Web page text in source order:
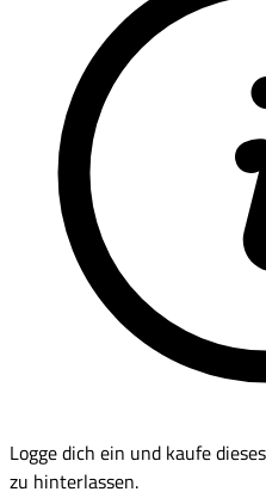
Logge dich ein und kaufe
zu hinterlassen.